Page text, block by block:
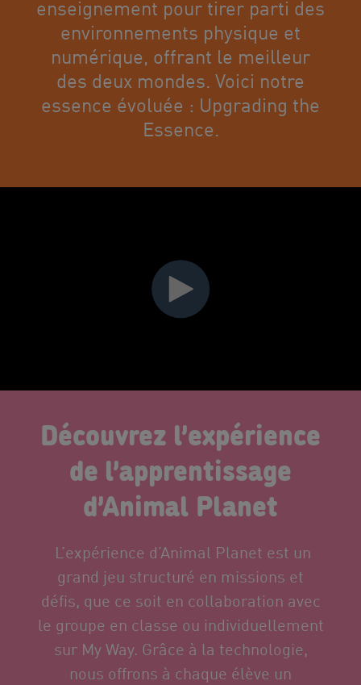
enseignement pour tirer parti des
environnements physique et
numérique, offrant le meilleur
des deux mondes. Voici notre
essence évoluée : Upgrading the
Essence.
Découvrez l’expérience
de l’apprentissage
d’Animal Planet
L’expérience d’Animal Planet est un
grand jeu structuré en missions et
défis, que ce soit en collaboration avec
le groupe en classe ou individuellement
sur My Way. Grâce à la technologie,
nous offrons à chaque élève un